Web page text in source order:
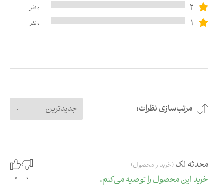
2
0نفر
1
0نفر
مرتب‌سازی نظرات: جدیدترین
محدثه لک(خریدار محصول)
خرید این محصول را توصیه می‌کنم. 0
0